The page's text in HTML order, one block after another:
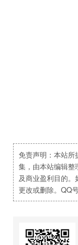
免责声明：本站所
集，由本站编辑整
及商业盈利目的
更改或删除。QQ